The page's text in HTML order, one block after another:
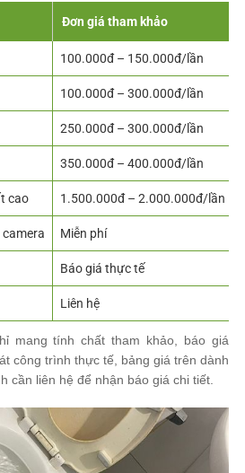
Đơn giá tham khảo
100.000đ – 150.000đ/lần
100.000đ – 300.000đ/lần
250.000đ – 300.000đ/lần
350.000đ – 400.000đ/lần
cao 1.500.000đ – 2.000.000đ/lần
Miễn phí
Báo giá thực tế
Liên hệ
mang tính chất tham khảo, báo giá
công trình thực tế, bảng giá trên dành
cần liên hệ để nhận báo giá chi tiết.